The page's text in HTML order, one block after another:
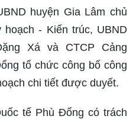
huyện Gia Lâm chủ
- Kiến trúc, UBND
Xá và CTCP Cảng
tổ chức công bố công
chi tiết được duyết.
tế Phù Đổng có trách